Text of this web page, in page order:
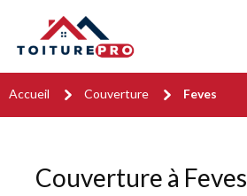
Accueil Couverture Feves
Couverture à Feves